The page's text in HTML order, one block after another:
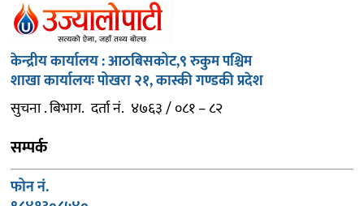
केन्द्रीय कार्यालय : आठबिसकोट,९ रुकुम पश्चिम
शाखा कार्यालयः पोखरा २१, कास्की गण्डकी प्रदेश
सुचना . बिभाग. दर्ता नं. ४७६३ / ०८१ – ८२
सम्पर्क
फोन नं.